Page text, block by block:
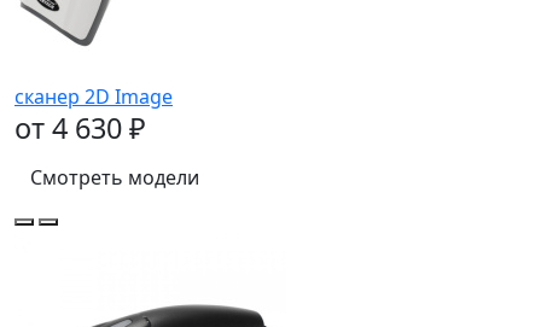
сканер 2D Image
от 4 630 ₽
Смотреть модели